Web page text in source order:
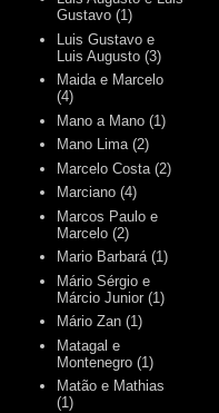
Gustavo (1)
Luis Gustavo e
Luis Augusto (3)
Maida e Marcelo
(4)
Mano a Mano (1)
Mano Lima (2)
Marcelo Costa (2)
Marciano (4)
Marcos Paulo e
Marcelo (2)
Mario Barbará (1)
Mário Sérgio e
Márcio Junior (1)
Mário Zan (1)
Matagal e
Montenegro (1)
Matão e Mathias
(1)